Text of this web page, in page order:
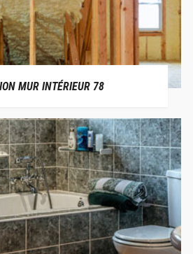
MUR INTÉRIEUR 78